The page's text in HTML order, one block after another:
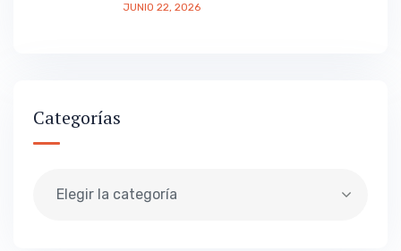
JUNIO 22, 2026
Categorías
Elegir la categoría